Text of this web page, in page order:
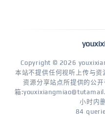
Copyright © 2026
本站不提供任何视听上传与
资源分享站点所提供的公
箱
小时内
84